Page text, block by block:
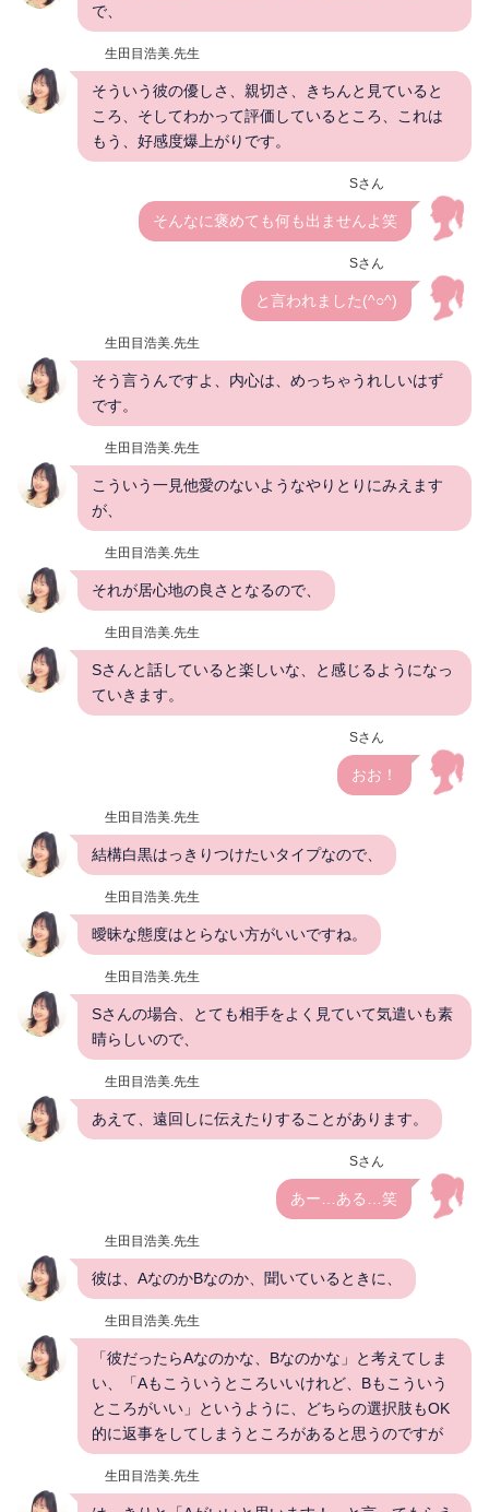
で、
生田目浩美.先生
そういう彼の優しさ、親切さ、きちんと見ていると
ころ、そしてわかって評価しているところ、これは
もう、好感度爆上がりです。
Sさん
そんなに褒めても何も出ませんよ笑
Sさん
と言われました(^○^)
生田目浩美.先生
そう言うんですよ、内心は、めっちゃうれしいはず
です。
生田目浩美.先生
こういう一見他愛のないようなやりとりにみえます
が、
生田目浩美.先生
それが居心地の良さとなるので、
生田目浩美.先生
Sさんと話していると楽しいな、と感じるようになっ
ていきます。
Sさん
おお！
生田目浩美.先生
結構白黒はっきりつけたいタイプなので、
生田目浩美.先生
曖昧な態度はとらない方がいいですね。
生田目浩美.先生
Sさんの場合、とても相手をよく見ていて気遣いも素
晴らしいので、
生田目浩美.先生
あえて、遠回しに伝えたりすることがあります。
Sさん
あー…ある…笑
生田目浩美.先生
彼は、AなのかBなのか、聞いているときに、
生田目浩美.先生
「彼だったらAなのかな、Bなのかな」と考えてしま
い、「Aもこういうところいいけれど、Bもこういう
ところがいい」というように、どちらの選択肢もOK
的に返事をしてしまうところがあると思うのですが
生田目浩美.先生